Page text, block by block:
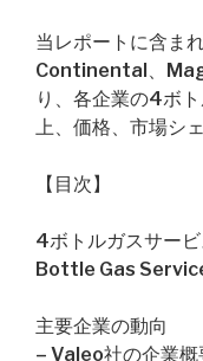
当レポートに含ま
Continental、
り、各企業の4ボ
上、価格、市場シ
【目次】
4ボトルガスサー
Bottle Gas
主要企業の動向
– Valeo社の企業